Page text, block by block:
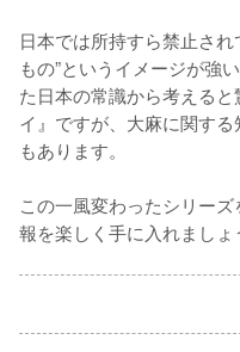
日本では所持すら禁止され
もの”というイメージが強
た日本の常識から考える
イ』ですが、大麻に関す
もあります。
この一風変わったシリー
報を楽しく手に入れましょ